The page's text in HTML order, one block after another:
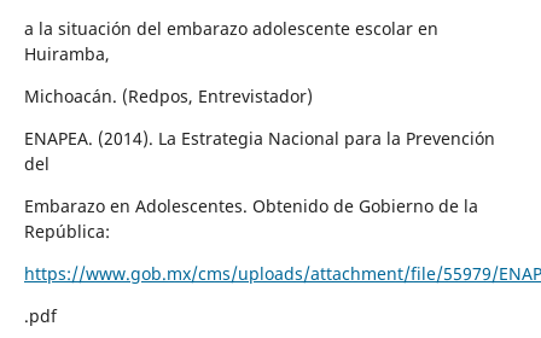
a la situación del embarazo adolescente escolar en
Huiramba,
Michoacán. (Redpos, Entrevistador)
ENAPEA. (2014). La Estrategia Nacional para la Prevención
del
Embarazo en Adolescentes. Obtenido de Gobierno de la
República:
https://www.gob.mx/cms/uploads/attachment/file/55979/
.pdf